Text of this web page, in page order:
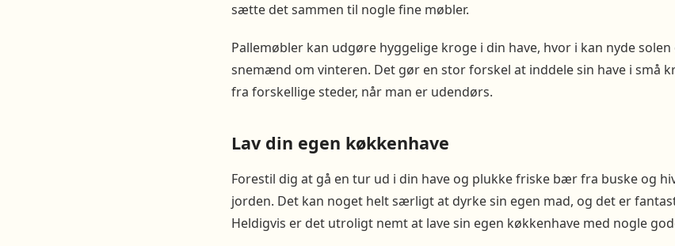
sætte det sammen til nogle fine møbler.
Pallemøbler kan udgøre hyggelige kroge i din have, hvor i kan nyde
snemænd om vinteren. Det gør en stor forskel at inddele sin have i små
fra forskellige steder, når man er udendørs.
Lav din egen køkkenhave
Forestil dig at gå en tur ud i din have og plukke friske bær fra buske og
jorden. Det kan noget helt særligt at dyrke sin egen mad, og det er
Heldigvis er det utroligt nemt at lave sin egen køkkenhave med nogle